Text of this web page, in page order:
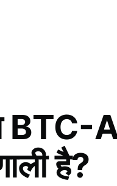
BTC-
है?